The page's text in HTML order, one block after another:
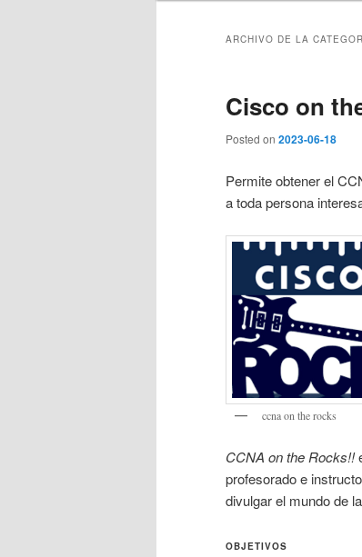
ARCHIVO DE LA
Cisco on
Posted on 2023-06-18
Permite obtener el
a toda persona
ccna on the rocks
CCNA on the Rocks!!
profesorado e
divulgar el mundo de
OBJETIVOS